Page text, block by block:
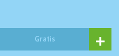
Gratis